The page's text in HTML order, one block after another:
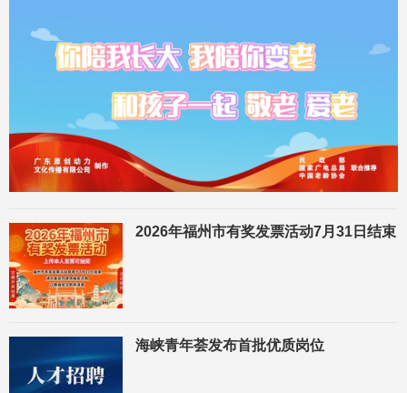
2026年福州市有奖发票活动7月31日结束
海峡青年荟发布首批优质岗位